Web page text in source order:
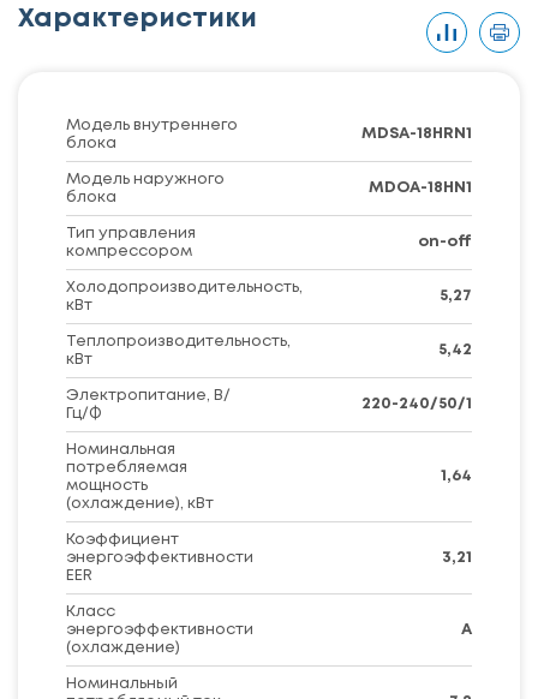
Характеристики
Модель внутреннего
блока
MDSA-18HRN1
Модель наружного
блока
MDOA-18HN1
Тип управления
компрессором
on-off
Холодопроизводительность,
кВт
5,27
Теплопроизводительность,
кВт
5,42
Электропитание, В/
Гц/Ф
220-240/50/1
Номинальная
потребляемая
мощность
(охлаждение), кВт
1,64
Коэффициент
энергоэффективности
EER
3,21
Класс
энергоэффективности
(охлаждение)
A
Номинальный